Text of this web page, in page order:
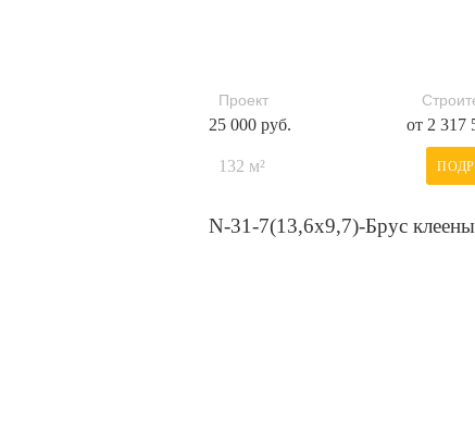
Проект
25 000 руб. от 2 317
132 м²
N-31-7(13,6х9,7)-Брус